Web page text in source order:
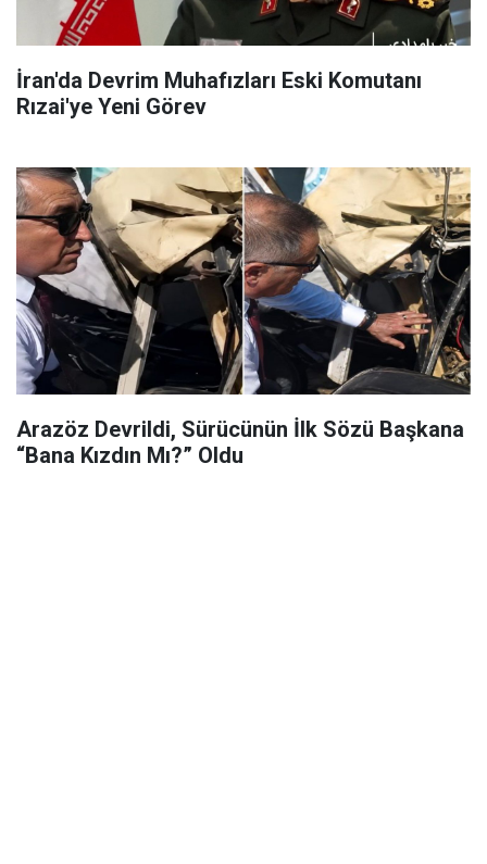
İran'da Devrim Muhafızları Eski Komutanı
Rızai'ye Yeni Görev
Arazöz Devrildi, Sürücünün İlk Sözü Başkana
“Bana Kızdın Mı?” Oldu